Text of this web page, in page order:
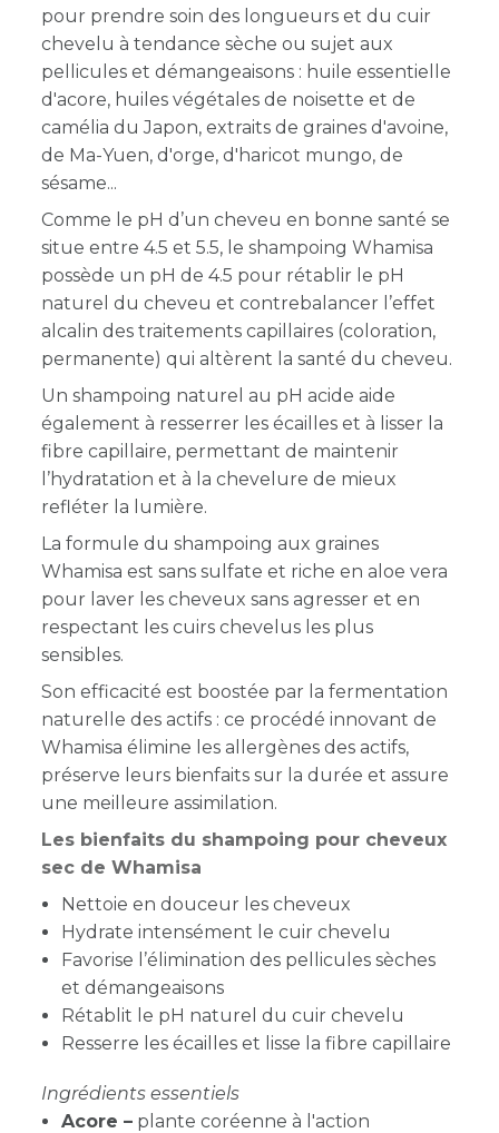
pour prendre soin des longueurs et du cuir
chevelu à tendance sèche ou sujet aux
pellicules et démangeaisons : huile essentielle
d'acore, huiles végétales de noisette et de
camélia du Japon, extraits de graines d'avoine,
de Ma-Yuen, d'orge, d'haricot mungo, de
sésame...
Comme le pH d’un cheveu en bonne santé se
situe entre 4.5 et 5.5, le shampoing Whamisa
possède un pH de 4.5 pour rétablir le pH
naturel du cheveu et contrebalancer l’effet
alcalin des traitements capillaires (coloration,
permanente) qui altèrent la santé du cheveu.
Un shampoing naturel au pH acide aide
également à resserrer les écailles et à lisser la
fibre capillaire, permettant de maintenir
l’hydratation et à la chevelure de mieux
refléter la lumière.
La formule du shampoing aux graines
Whamisa est sans sulfate et riche en aloe vera
pour laver les cheveux sans agresser et en
respectant les cuirs chevelus les plus
sensibles.
Son efficacité est boostée par la fermentation
naturelle des actifs : ce procédé innovant de
Whamisa élimine les allergènes des actifs,
préserve leurs bienfaits sur la durée et assure
une meilleure assimilation.
Les bienfaits du shampoing pour cheveux
sec de Whamisa
Nettoie en douceur les cheveux
Hydrate intensément le cuir chevelu
Favorise l’élimination des pellicules sèches
et démangeaisons
Rétablit le pH naturel du cuir chevelu
Resserre les écailles et lisse la fibre capillaire
Ingrédients essentiels
Acore – plante coréenne à l'action